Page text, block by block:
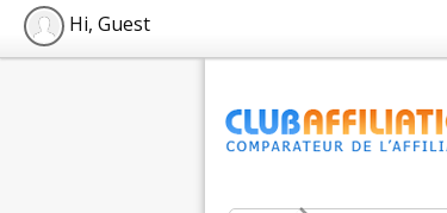
Hi, Guest